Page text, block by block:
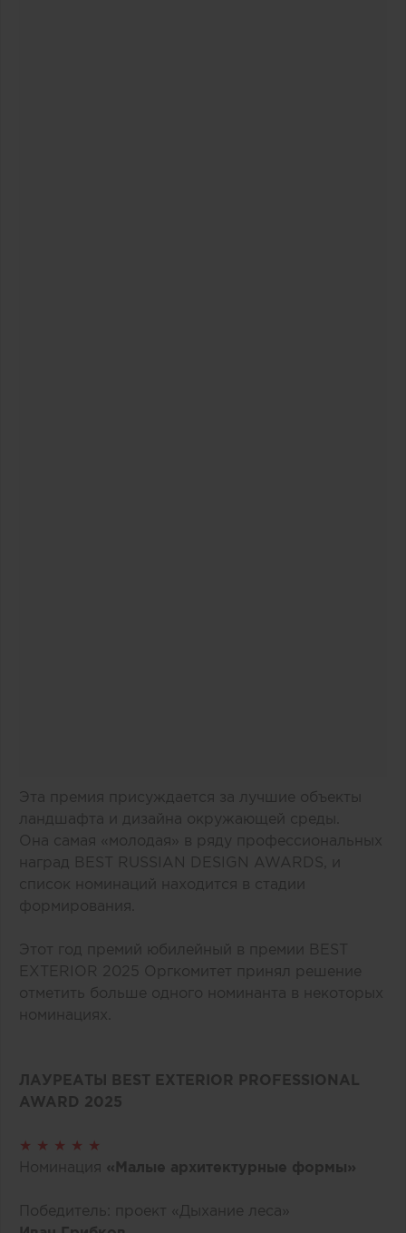
Эта премия присуждается за лучшие объекты
ландшафта и дизайна окружающей среды.
Она самая «молодая» в ряду профессиональных
наград BEST RUSSIAN DESIGN AWARDS, и
список номинаций находится в стадии
формирования.
Этот год премий юбилейный в премии BEST
EXTERIOR 2025 Оргкомитет принял решение
отметить больше одного номинанта в некоторых
номинациях.
ЛАУРЕАТЫ BEST EXTERIOR PROFESSIONAL
AWARD 2025
★ ★ ★ ★ ★
Номинация «Малые архитектурные формы»
Победитель: проект «Дыхание леса»